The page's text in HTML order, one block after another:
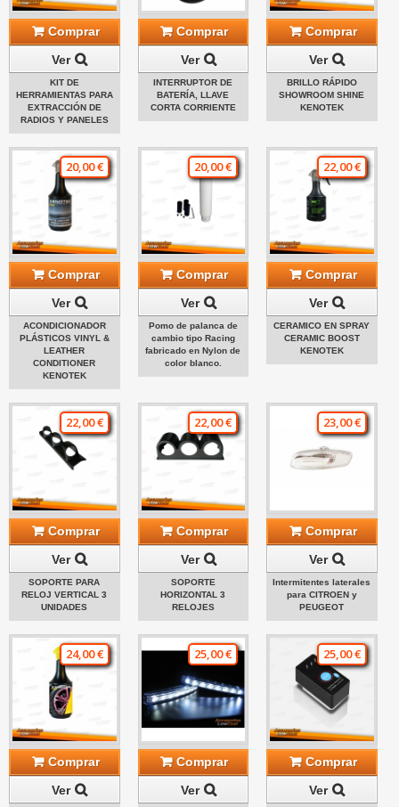
Comprar
Ver
KIT DE
HERRAMIENTAS PARA
EXTRACCIÓN DE
RADIOS Y PANELES
Comprar
Ver
INTERRUPTOR DE
BATERÍA, LLAVE
CORTA CORRIENTE
Comprar
Ver
BRILLO RÁPIDO
SHOWROOM SHINE
KENOTEK
20,00 €
Comprar
Ver
ACONDICIONADOR
PLÁSTICOS VINYL &
LEATHER
CONDITIONER
KENOTEK
20,00 €
Comprar
Ver
Pomo de palanca de
cambio tipo Racing
fabricado en Nylon de
color blanco.
22,00 €
Comprar
Ver
CERAMICO EN SPRAY
CERAMIC BOOST
KENOTEK
22,00 €
Comprar
Ver
SOPORTE PARA
RELOJ VERTICAL 3
UNIDADES
22,00 €
Comprar
Ver
SOPORTE
HORIZONTAL 3
RELOJES
23,00 €
Comprar
Ver
Intermitentes laterales
para CITROEN y
PEUGEOT
24,00 €
Comprar
Ver
25,00 €
Comprar
Ver
25,00 €
Comprar
Ver